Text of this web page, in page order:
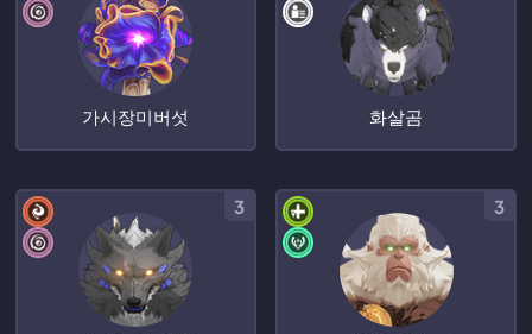
가시장미버섯 화살곰
3 3